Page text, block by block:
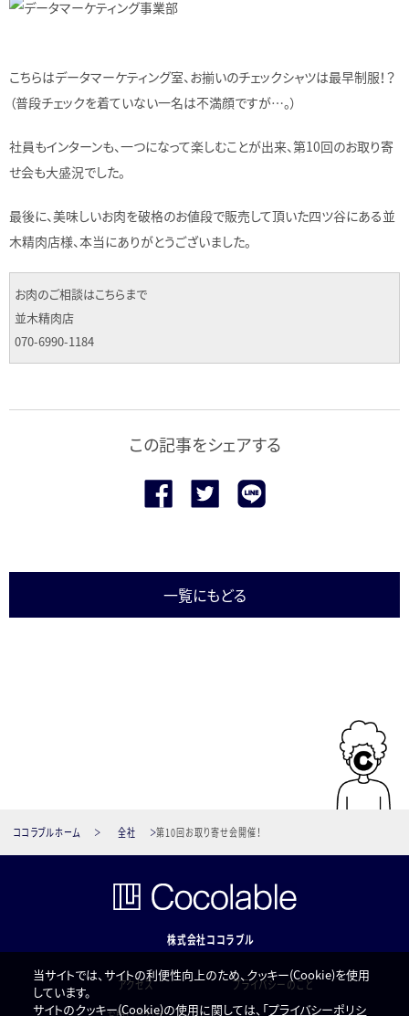
こちらはデータマーケティング室、お揃いのチェックシャツは最早制服！？
（普段チェックを着ていない一名は不満顔ですが…。）
社員もインターンも、一つになって楽しむことが出来、第10回のお取り寄
せ会も大盛況でした。
最後に、美味しいお肉を破格のお値段で販売して頂いた四ツ谷にある並
木精肉店様、本当にありがとうございました。
お肉のご相談はこちらまで
並木精肉店
070-6990-1184
この記事をシェアする
一覧にもどる
ココラブルホーム 全社 第10回お取り寄せ会開催！
株式会社ココラブル
アクセス
プライバシーのこと
当サイトでは、サイトの利便性向上のため、クッキー(Cookie)を使用
しています。
サイトのクッキー(Cookie)の使用に関しては、「プライバシーポリシ